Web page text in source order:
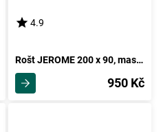
4.9
Rošt JEROME 200 x 90, masiv smrk
950 Kč